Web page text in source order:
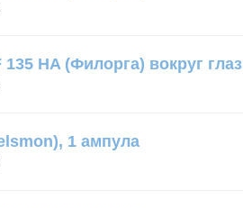
HA (Филорга) вокруг глаз
1 ампула